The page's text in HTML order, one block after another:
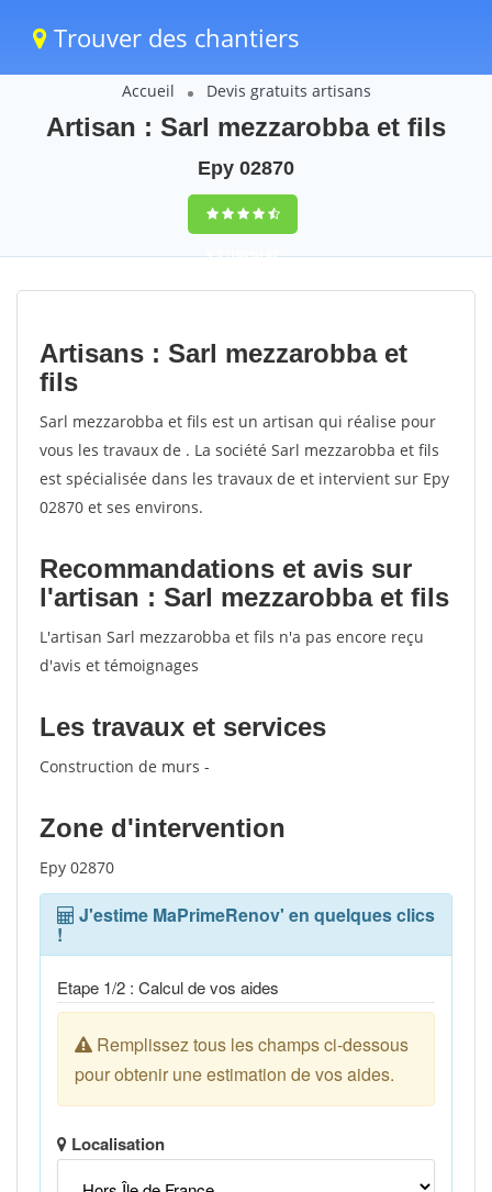
Trouver des chantiers
Accueil Devis gratuits artisans
Artisan : Sarl mezzarobba et fils
Epy 02870
9,5(100%)62
votes
Artisans : Sarl mezzarobba et
fils
Sarl mezzarobba et fils est un artisan qui réalise pour
vous les travaux de . La société Sarl mezzarobba et fils
est spécialisée dans les travaux de et intervient sur Epy
02870 et ses environs.
Recommandations et avis sur
l'artisan : Sarl mezzarobba et fils
L'artisan Sarl mezzarobba et fils n'a pas encore reçu
d'avis et témoignages
Les travaux et services
Construction de murs -
Zone d'intervention
Epy 02870